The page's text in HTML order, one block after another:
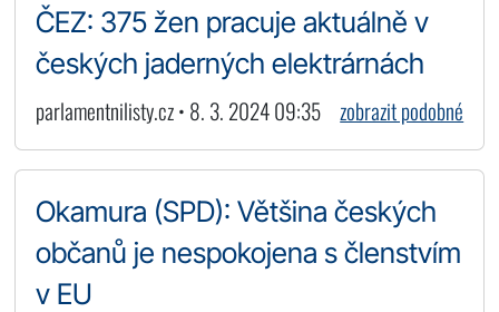
ČEZ: 375 žen pracuje aktuálně v
českých jaderných elektrárnách
parlamentnilisty.cz • 8. 3. 2024 09:35 zobrazit podobné
Okamura (SPD): Většina českých
občanů je nespokojena s členstvím
v EU